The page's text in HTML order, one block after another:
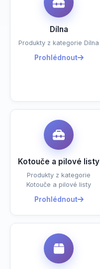
Dílna
Produkty z kategorie Dílna
Prohlédnout
Kotouče a pilové listy
Produkty z kategorie
Kotouče a pilové listy
Prohlédnout